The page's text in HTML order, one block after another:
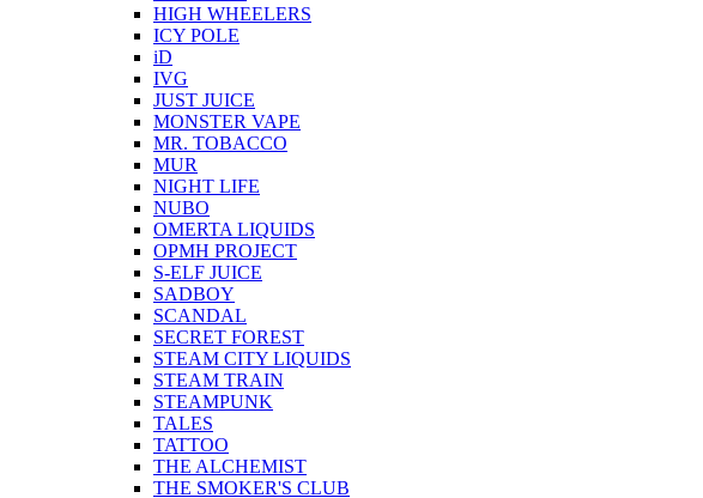
HIGH WHEELERS
ICY POLE
iD
IVG
JUST JUICE
MONSTER VAPE
MR. TOBACCO
MUR
NIGHT LIFE
NUBO
OMERTA LIQUIDS
OPMH PROJECT
S-ELF JUICE
SADBOY
SCANDAL
SECRET FOREST
STEAM CITY LIQUIDS
STEAM TRAIN
STEAMPUNK
TALES
TATTOO
THE ALCHEMIST
THE SMOKER'S CLUB